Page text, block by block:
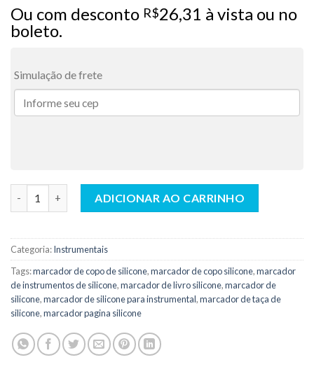
Ou com desconto R$26,31 à vista ou no
boleto.
Simulação de frete
ADICIONAR AO CARRINHO
Categoria:Instrumentais
Tags:marcador de copo de silicone,marcador de copo silicone,marcador
de instrumentos de silicone,marcador de livro silicone,marcador de
silicone,marcador de silicone para instrumental,marcador de taça de
silicone,marcador pagina silicone